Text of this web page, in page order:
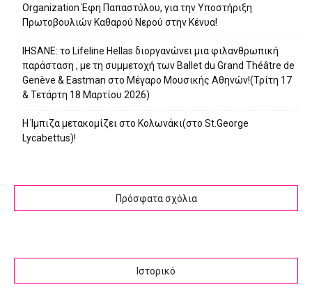
Organization Έφη Παπαστύλου, για την Υποστήριξη
Πρωτοβουλιών Καθαρού Νερού στην Κένυα!
IHSANE: το Lifeline Hellas διοργανώνει μια φιλανθρωπική
παράσταση , με τη συμμετοχή των Ballet du Grand Théâtre de
Genève & Eastman στο Μέγαρο Μουσικής Αθηνών!(Τρίτη 17
& Τετάρτη 18 Μαρτίου 2026)
Η Ίμπιζα μετακομίζει στο Κολωνάκι(στο St.George
Lycabettus)!
Πρόσφατα σχόλια
Ιστορικό